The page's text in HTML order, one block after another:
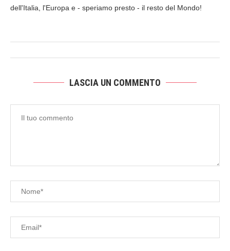
dell'Italia, l'Europa e - speriamo presto - il resto del Mondo!
LASCIA UN COMMENTO